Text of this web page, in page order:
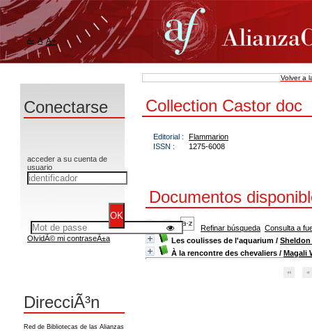
Volver a
Collection Castor doc
Editorial :
Flammarion
ISSN :
1275-6008
Documentos
Refinar búsqueda Consulta a
Les coulisses de l'aquarium /
À la rencontre des chevaliers / Magali
A- A A+
Conectarse
acceder a su cuenta de
usuario
OlvidÃ© mi contraseÃ±a
DirecciÃ³n
Red de Bibliotecas de las Alianzas